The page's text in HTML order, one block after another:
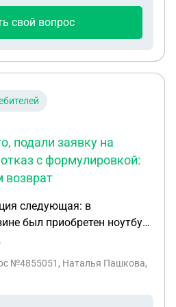
жилья составляла 60
+ 5000руб
+ 3 000руб за проживание с
никого не
в Месседжере
свой вопрос
подали заявку на
с формулировкой:
возврат
следующая: в
был приобретен ноутбук.
утверждали, что его
оказался неподходящим,
№4855051, Наталья Пашкова,